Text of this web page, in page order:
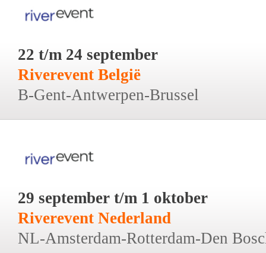
22 t/m 24 september
Riverevent België
B-Gent-Antwerpen-Brussel
29 september t/m 1 oktober
Riverevent Nederland
NL-Amsterdam-Rotterdam-Den